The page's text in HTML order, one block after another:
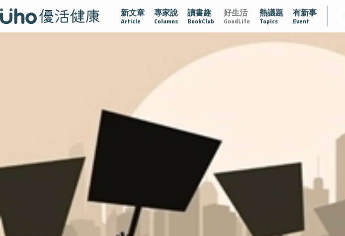
新文章
Article
專家說
Columns
讀書趣
BookClub
好生活
GoodLife
熱議題
Topics
有新事
Event
醫學 愛的未來視 認識攝護腺肥大 守護骨骼健康 達文西手術專欄 2025植牙指南